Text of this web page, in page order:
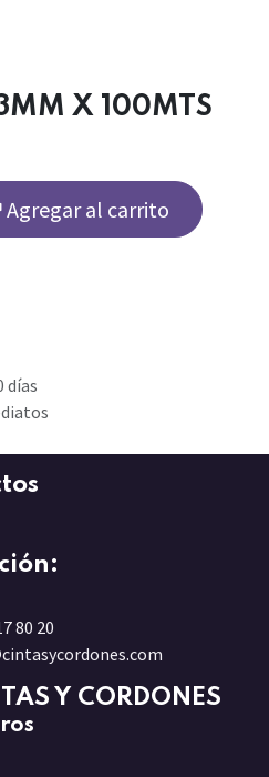
X 100MTS
Agregar al carrito
días
80 20
Y CORDONES